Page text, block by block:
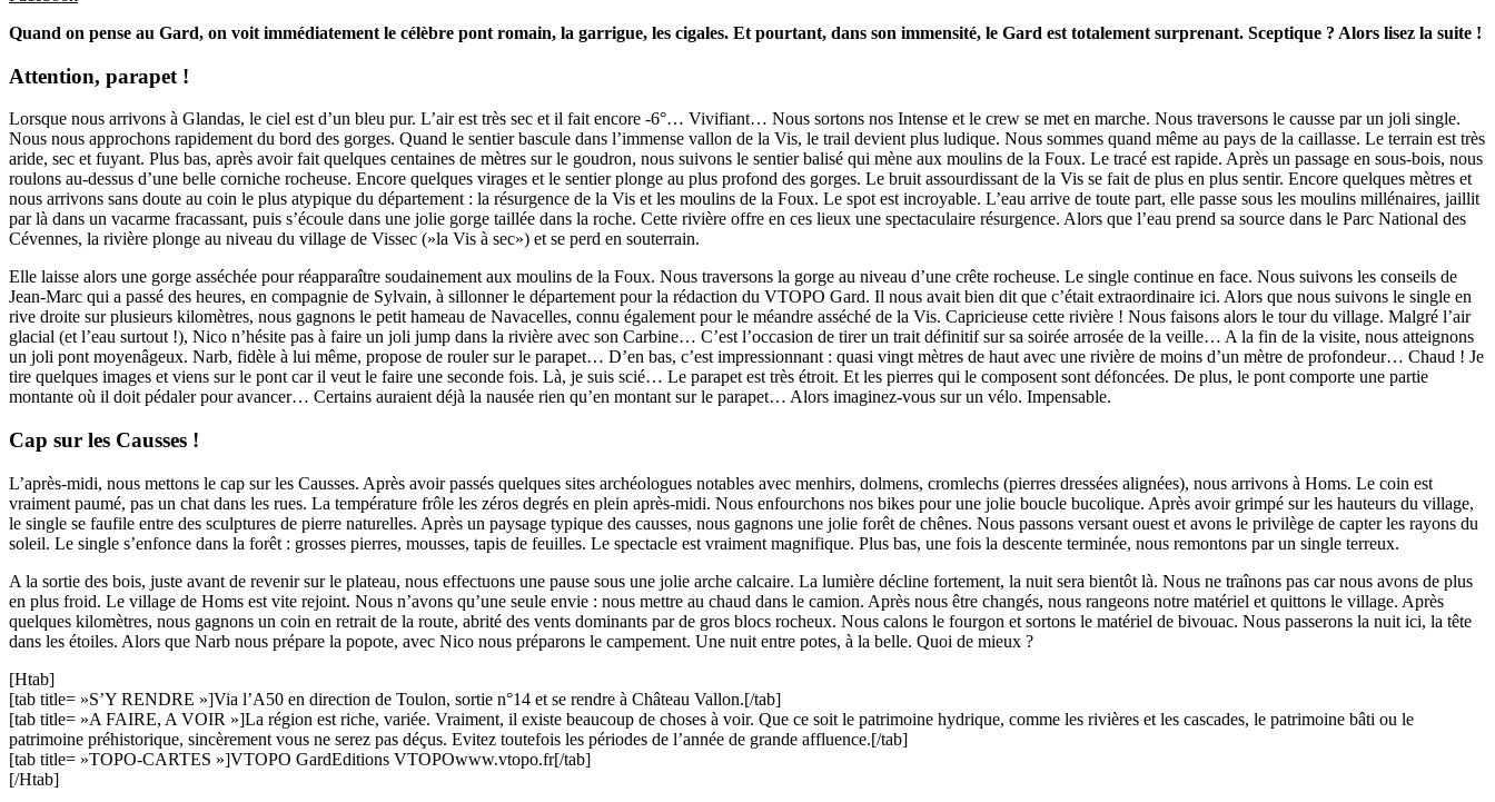
Quand on pense au Gard, on voit immédiatement le célèbre pont romain, la garrigue, les cigales. Et pourtant, dans son immensité, le Gard est totalement surprenant. Sceptique ? Alors lisez la suite !
Attention, parapet !
Lorsque nous arrivons à Glandas, le ciel est d’un bleu pur. L’air est très sec et il fait encore -6°… Vivifiant… Nous sortons nos Intense et le crew se met en marche. Nous traversons le causse par un joli single.
Nous nous approchons rapidement du bord des gorges. Quand le sentier bascule dans l’immense vallon de la Vis, le trail devient plus ludique. Nous sommes quand même au pays de la caillasse. Le terrain est très
aride, sec et fuyant. Plus bas, après avoir fait quelques centaines de mètres sur le goudron, nous suivons le sentier balisé qui mène aux moulins de la Foux. Le tracé est rapide. Après un passage en sous-bois, nous
roulons au-dessus d’une belle corniche rocheuse. Encore quelques virages et le sentier plonge au plus profond des gorges. Le bruit assourdissant de la Vis se fait de plus en plus sentir. Encore quelques mètres et
nous arrivons sans doute au coin le plus atypique du département : la résurgence de la Vis et les moulins de la Foux. Le spot est incroyable. L’eau arrive de toute part, elle passe sous les moulins millénaires, jaillit
par là dans un vacarme fracassant, puis s’écoule dans une jolie gorge taillée dans la roche. Cette rivière offre en ces lieux une spectaculaire résurgence. Alors que l’eau prend sa source dans le Parc National des
Cévennes, la rivière plonge au niveau du village de Vissec (»la Vis à sec») et se perd en souterrain.
Elle laisse alors une gorge asséchée pour réapparaître soudainement aux moulins de la Foux. Nous traversons la gorge au niveau d’une crête rocheuse. Le single continue en face. Nous suivons les conseils de
Jean-Marc qui a passé des heures, en compagnie de Sylvain, à sillonner le département pour la rédaction du VTOPO Gard. Il nous avait bien dit que c’était extraordinaire ici. Alors que nous suivons le single en
rive droite sur plusieurs kilomètres, nous gagnons le petit hameau de Navacelles, connu également pour le méandre asséché de la Vis. Capricieuse cette rivière ! Nous faisons alors le tour du village. Malgré l’air
glacial (et l’eau surtout !), Nico n’hésite pas à faire un joli jump dans la rivière avec son Carbine… C’est l’occasion de tirer un trait définitif sur sa soirée arrosée de la veille… A la fin de la visite, nous atteignons
un joli pont moyenâgeux. Narb, fidèle à lui même, propose de rouler sur le parapet… D’en bas, c’est impressionnant : quasi vingt mètres de haut avec une rivière de moins d’un mètre de profondeur… Chaud ! Je
tire quelques images et viens sur le pont car il veut le faire une seconde fois. Là, je suis scié… Le parapet est très étroit. Et les pierres qui le composent sont défoncées. De plus, le pont comporte une partie
montante où il doit pédaler pour avancer… Certains auraient déjà la nausée rien qu’en montant sur le parapet… Alors imaginez-vous sur un vélo. Impensable.
Cap sur les Causses !
L’après-midi, nous mettons le cap sur les Causses. Après avoir passés quelques sites archéologues notables avec menhirs, dolmens, cromlechs (pierres dressées alignées), nous arrivons à Homs. Le coin est
vraiment paumé, pas un chat dans les rues. La température frôle les zéros degrés en plein après-midi. Nous enfourchons nos bikes pour une jolie boucle bucolique. Après avoir grimpé sur les hauteurs du village,
le single se faufile entre des sculptures de pierre naturelles. Après un paysage typique des causses, nous gagnons une jolie forêt de chênes. Nous passons versant ouest et avons le privilège de capter les rayons du
soleil. Le single s’enfonce dans la forêt : grosses pierres, mousses, tapis de feuilles. Le spectacle est vraiment magnifique. Plus bas, une fois la descente terminée, nous remontons par un single terreux.
A la sortie des bois, juste avant de revenir sur le plateau, nous effectuons une pause sous une jolie arche calcaire. La lumière décline fortement, la nuit sera bientôt là. Nous ne traînons pas car nous avons de plus
en plus froid. Le village de Homs est vite rejoint. Nous n’avons qu’une seule envie : nous mettre au chaud dans le camion. Après nous être changés, nous rangeons notre matériel et quittons le village. Après
quelques kilomètres, nous gagnons un coin en retrait de la route, abrité des vents dominants par de gros blocs rocheux. Nous calons le fourgon et sortons le matériel de bivouac. Nous passerons la nuit ici, la tête
dans les étoiles. Alors que Narb nous prépare la popote, avec Nico nous préparons le campement. Une nuit entre potes, à la belle. Quoi de mieux ?
[Htab]
[tab title= »S’Y RENDRE »]Via l’A50 en direction de Toulon, sortie n°14 et se rendre à Château Vallon.[/tab]
[tab title= »A FAIRE, A VOIR »]La région est riche, variée. Vraiment, il existe beaucoup de choses à voir. Que ce soit le patrimoine hydrique, comme les rivières et les cascades, le patrimoine bâti ou le
patrimoine préhistorique, sincèrement vous ne serez pas déçus. Evitez toutefois les périodes de l’année de grande affluence.[/tab]
[tab title= »TOPO-CARTES »]VTOPO GardEditions VTOPOwww.vtopo.fr[/tab]
[/Htab]